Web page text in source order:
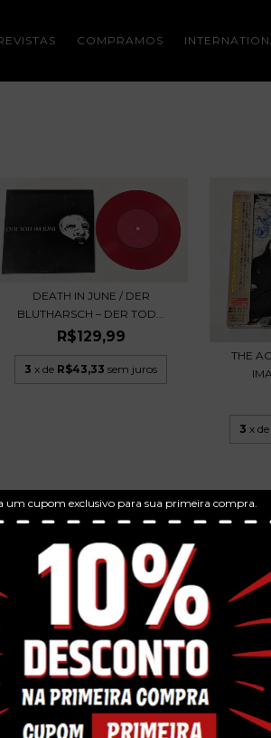
um cupom exclusivo para sua primeira compra.
COMPRAMOS
DEATH IN JUNE / DER
BLUTHARSCH – DER TOD...
R$129,99
3 x de R$43,33 sem juros
THE
3 x de
TWISTER TRILHA SONORA FILME
- CD 1996 VA...
R$39,99